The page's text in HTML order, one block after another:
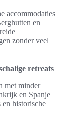
accommodaties
en
zonder veel
retreats
met minder
en Spanje
en historische